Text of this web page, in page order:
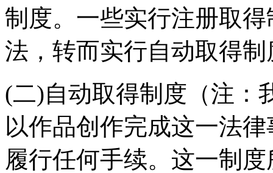
制度。一些实行注册取
法，转而实行自动取得制
(二)自动取得制度（注：
以作品创作完成这一法
履行任何手续。这一制